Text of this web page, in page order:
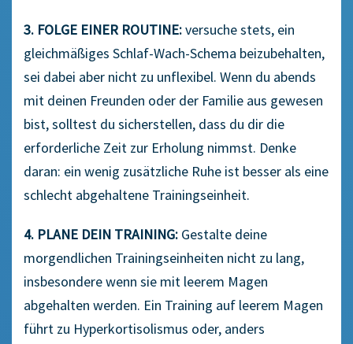
3. FOLGE EINER ROUTINE:versuche stets, ein
gleichmäßiges Schlaf-Wach-Schema beizubehalten,
sei dabei aber nicht zu unflexibel. Wenn du abends
mit deinen Freunden oder der Familie aus gewesen
bist, solltest du sicherstellen, dass du dir die
erforderliche Zeit zur Erholung nimmst. Denke
daran: ein wenig zusätzliche Ruhe ist besser als eine
schlecht abgehaltene Trainingseinheit.
4. PLANE DEIN TRAINING: Gestalte deine
morgendlichen Trainingseinheiten nicht zu lang,
insbesondere wenn sie mit leerem Magen
abgehalten werden. Ein Training auf leerem Magen
führt zu Hyperkortisolismus oder, anders